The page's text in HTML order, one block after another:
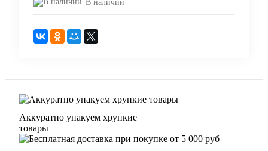
В наличии
Аккуратно упакуем хрупкие
товары